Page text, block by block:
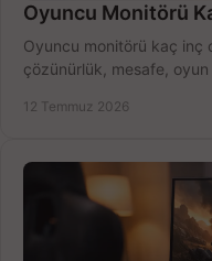
Oyuncu Monitörü
Oyuncu monitörü kaç inç
çözünürlük, mesafe,
12 Temmuz 2026